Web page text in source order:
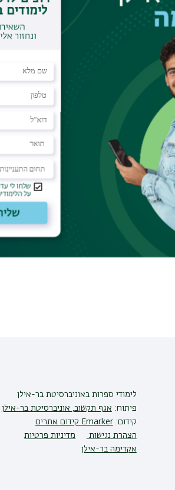
לימודי ספרותבאוניברסיטת בר-אילן
פיתוח: אגף תקשוב, אוניברסיטת בר-אילן
קידום:Emarker קידום אתרים
הצהרת נגישות
מדיניות פרטיות
אקדימה בר-אילן